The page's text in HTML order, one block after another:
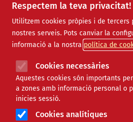
Respectem la teva privacitat!
Utilitzem cookies pròpies i de tercers
nostres serveis. Pots canviar la
informació a la nostra política de
Cookies necessàries
Aquestes cookies són importants
a zones amb informació personal o
inicies sessió.
Cookies analítiques
Recursos
Tots | Econòmic | Jurídic |
Formació | Finançament |
Ofertes de feina
Webinars
Àmbit